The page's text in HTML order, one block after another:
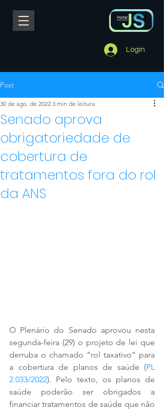
Login
Post
Senado aprova
obrigatoriedade de
cobertura de
tratamentos fora do rol
da ANS
30 de ago. de 2022 3 min de leitura
O Plenário do Senado aprovou nesta
segunda-feira (29) o projeto de lei que
derruba o chamado “rol taxativo” para
a cobertura de planos de saúde (PL
2.033/2022). Pelo texto, os planos de
saúde poderão ser obrigados a
financiar tratamentos de saúde que não